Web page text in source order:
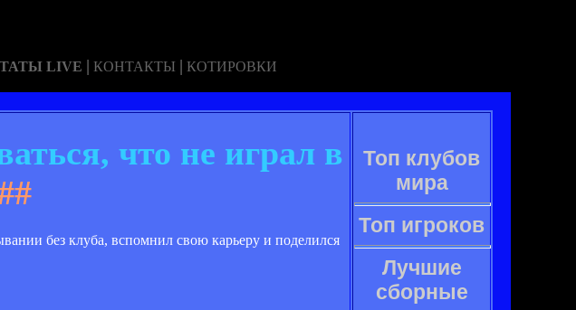
LIVE | КОНТАКТЫ | КОТИРОВКИ
что не играл в
без клуба, вспомнил свою карьеру и поделился
Топ клубов
мира
Топ игроков
Лучшие
сборные